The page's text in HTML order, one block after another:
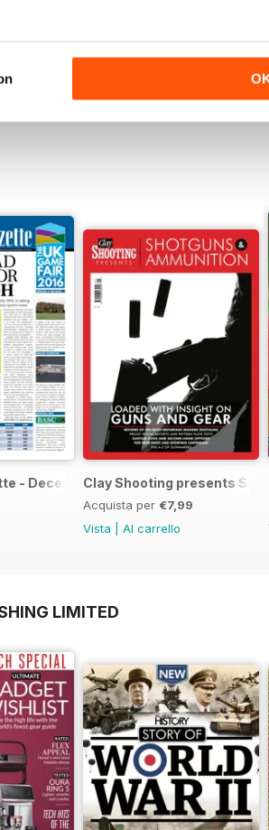
Acquista per€5,99
- December 2015Clay Shooting presents
Acquista per €7,99
Vista
Al carrello
LIMITED